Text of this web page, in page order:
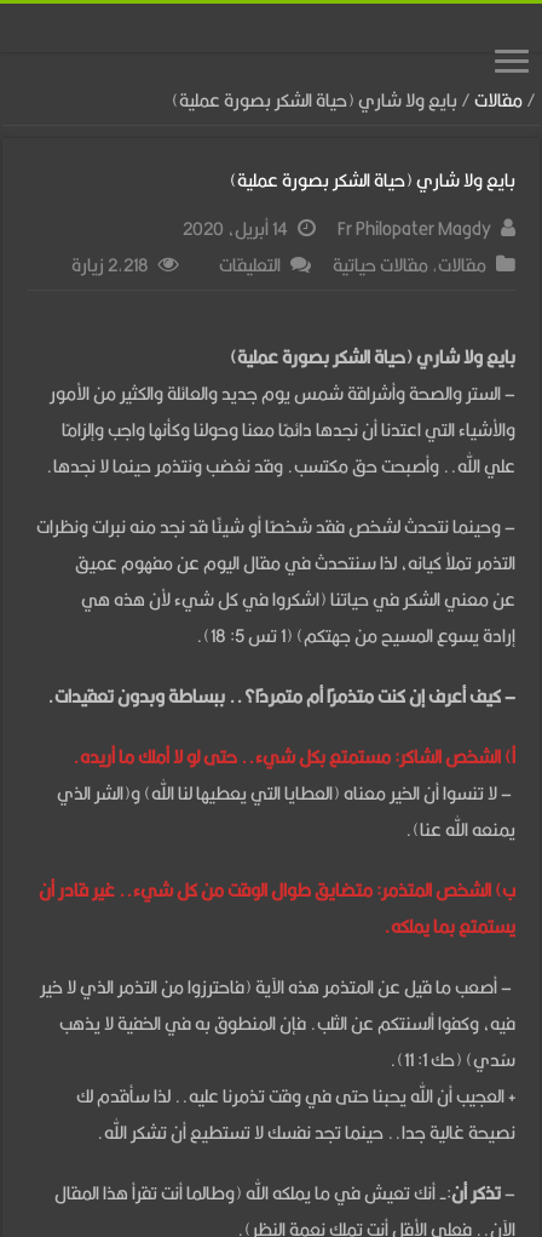
/مقالات/بايع ولا شاري (حياة الشكر بصورة عملية)
بايع ولا شاري (حياة الشكر بصورة عملية)
Fr Philopater Magdy
14 أبريل، 2020
مقالات, مقالات حياتية التعليقات
(حياة
الشكر
بصورة
عملية)
مغلقة
2,218 زيارة
بايع ولا شاري (حياة الشكر بصورة عملية)
– الستر والصحة وأشراقة شمس يوم جديد والعائلة والكثير من الأمور
والأشياء التي اعتدنا أن نجدها دائمًا معنا وحولنا وكأنها واجب وإلزامًا
علي الله.. وأصبحت حق مكتسب. وقد نغضب ونتذمر حينما لا نجدها.
– وحينما نتحدث لشخص فقد شخصًا أو شيئًا قد نجد منه نبرات ونظرات
التذمر تملأ كيانه، لذا سنتحدث في مقال اليوم عن مفهوم عميق
عن معني الشكر في حياتنا (اشكروا في كل شيء لأن هذه هي
إرادة يسوع المسيح من جهتكم) (1 تس 5: 18).
– كيف أعرف إن كنت متذمرًا أم متمردًا؟.. ببساطة وبدون تعقيدات.
أ) الشخص الشاكر: مستمتع بكل شيء.. حتى لو لا أملك ما أريده.
– لا تنسوا أن الخير معناه (العطايا التي يعطيها لنا الله) و(الشر الذي
يمنعه الله عنا).
ب) الشخص المتذمر: متضايق طوال الوقت من كل شيء.. غير قادر أن
يستمتع بما يملكه.
– أصعب ما قيل عن المتذمر هذه الآية (فاحترزوا من التذمر الذي لا خير
فيه، وكفوا ألسنتكم عن الثلب. فإن المنطوق به في الخفية لا يذهب
سُدي) (حك 1: 11).
+ العجيب أن الله يحبنا حتى في وقت تذمرنا عليه.. لذا سأقدم لك
نصيحة غالية جدا.. حينما تجد نفسك لا تستطيع أن تشكر الله.
–تذكر أن:- أنك تعيش في ما يملكه الله (وطالما أنت تقرأ هذا المقال
الآن.. فعلي الأقل أنت تملك نعمة النظر).